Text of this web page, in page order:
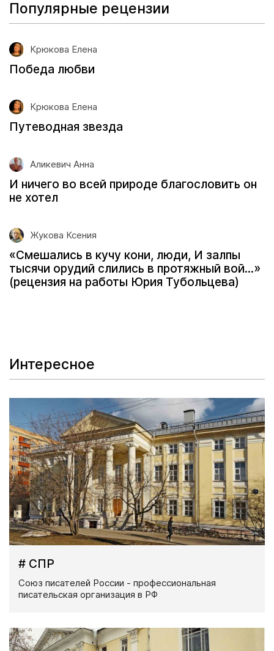
Популярные рецензии
Крюкова Елена
Победа любви
Крюкова Елена
Путеводная звезда
Аликевич Анна
И ничего во всей природе благословить он
не хотел
Жукова Ксения
«Смешались в кучу кони, люди, И залпы
тысячи орудий слились в протяжный вой...»
(рецензия на работы Юрия Тубольцева)
Интересное
# СПР
Союз писателей России - профессиональная
писательская организация в РФ